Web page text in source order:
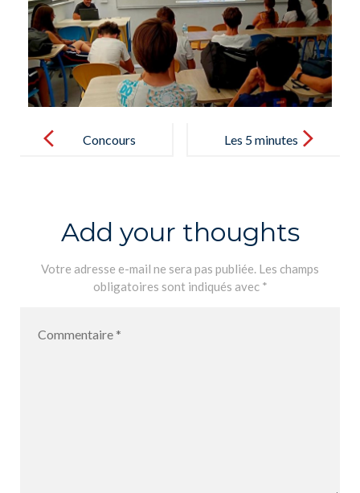
Concours
Les 5 minutes
Add your thoughts
Votre adresse e-mail ne sera pas publiée. Les champs
obligatoires sont indiqués avec *